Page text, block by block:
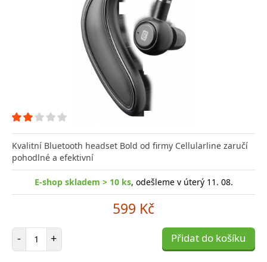
Kvalitní Bluetooth headset Bold od firmy Cellularline zaručí
pohodlné a efektivní
E-shop skladem > 10 ks, odešleme v úterý 11. 08.
599 Kč
- Počet položek
+ Přidat do košíku